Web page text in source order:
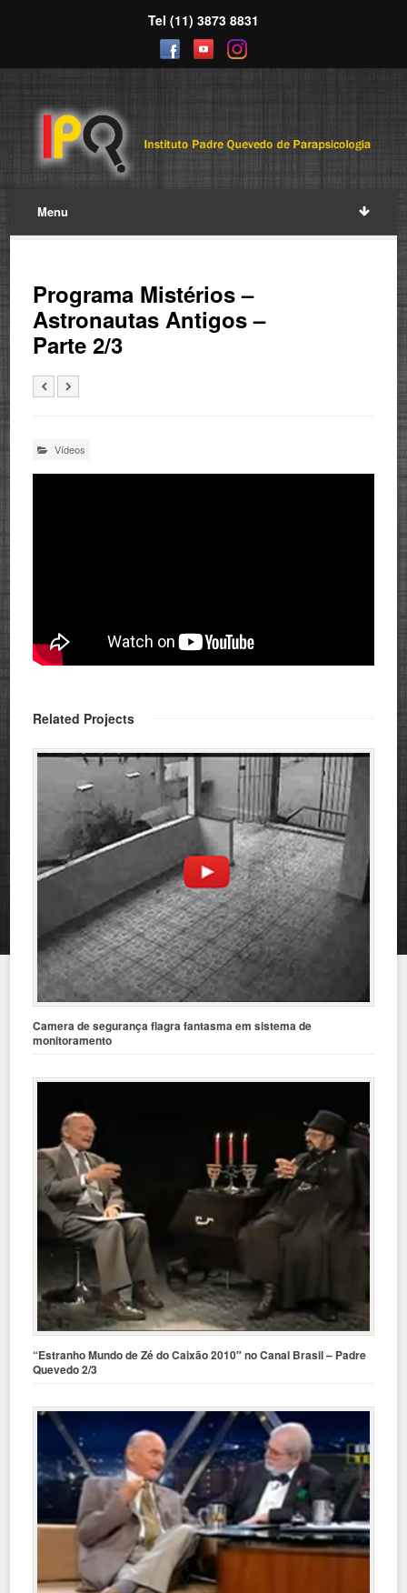
Tel (11) 3873 8831
Menu
Programa Mistérios –
Astronautas Antigos –
Parte 2/3
Vídeos
Related Projects
Camera de segurança flagra fantasma em sistema de
monitoramento
“Estranho Mundo de Zé do Caixão 2010″ no Canal Brasil – Padre
Quevedo 2/3